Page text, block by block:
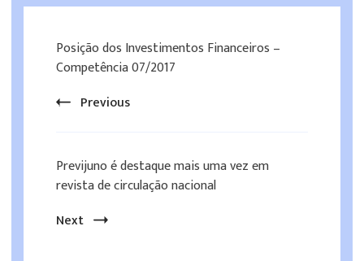
Posição dos Investimentos Financeiros –
Competência 07/2017
Previous
Previjuno é destaque mais uma vez em
revista de circulação nacional
Next